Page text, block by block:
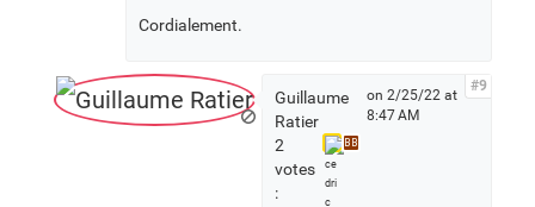
Cordialement.
Guillaume
Ratier
2
votes
:
BB
on 2/25/22 at
8:47 AM
#9